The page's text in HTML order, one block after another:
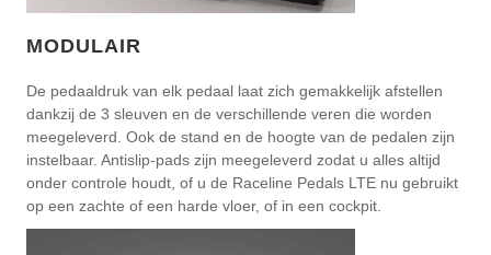
MODULAIR
De pedaaldruk van elk pedaal laat zich gemakkelijk afstellen
dankzij de 3 sleuven en de verschillende veren die worden
meegeleverd. Ook de stand en de hoogte van de pedalen zijn
instelbaar. Antislip-pads zijn meegeleverd zodat u alles altijd
onder controle houdt, of u de Raceline Pedals LTE nu gebruikt
op een zachte of een harde vloer, of in een cockpit.